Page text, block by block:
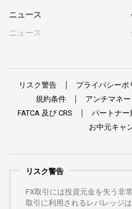
ニュース
ニュース
リスク警告 プライバシーポ
規約条件
アンチマネ
FATCA 及び CRS パートナー
お中元キャ
リスク警告
FX取引には投資元金を失う 非
取引に利用さ れる レバレッジは